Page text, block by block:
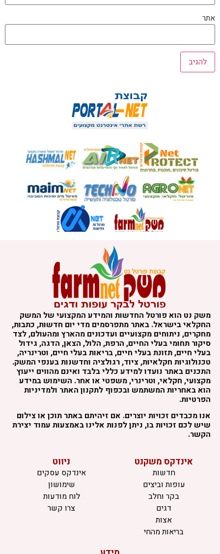
אתר
משק נט הוא פורטל החדשות והמידע המקצועי של המשק
החקלאי בישראל. באתר מתפרסמים מדי יום חדשות, כתבות,
מחקרים, ניתוחים מקצועיים ועדכונים מהארץ ומהעולם, לצד
סיקור תחומי בעלי החיים, הרפת, הלול, הצאן, הדגה, גידול
בעלי חיים, תזונת בעלי חיים, בריאות בעלי חיים, וטרינריה,
טכנולוגיות חקלאיות, ציוד, רגולציה וחדשנות בענפי המשק.
התכנים באתר נועדו למידע כללי בלבד ואינם מהווים ייעוץ
מקצועי, חקלאי, וטרינרי, משפטי או אחר. השימוש במידע
הוא באחריות המשתמש ובכפוף לתקנון האתר ולמדיניות
הפרטיות.
אנו מכבדים זכויות יוצרים. אם זיהיתם באתר תוכן או צילום
שיש לכם זכויות בו, ניתן לפנות אלינו באמצעות עמוד יצירת
הקשר.
אינדקס משקנט
חדשות
עופות וביצים
בקר וחלב
דגים
אצות
בריאות מהחי
ניווט
אינדקס עסקים
שימושון
לוח מודעות
צרו קשר